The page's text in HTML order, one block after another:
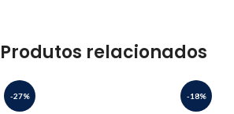
Produtos relacionados
-27% -18%